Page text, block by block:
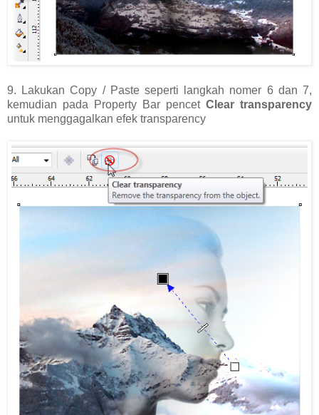
9. Lakukan Copy / Paste seperti langkah nomer 6 dan 7,
kemudian pada Property Bar pencet Clear transparency
untuk menggagalkan efek transparency